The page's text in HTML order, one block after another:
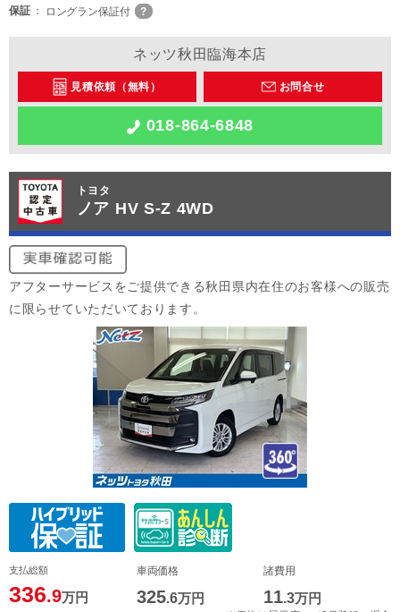
保証
ロングラン保証付
ネッツ秋田臨海本店
見積依頼（無料） お問合せ
018-864-6848
トヨタ
ノア HV S-Z 4WD
アフターサービスをご提供できる秋田県内在住のお客様への販売
に限らせていただいております。
支払総額
336.9万円
車両価格
325.6万円
諸費用
11.3万円